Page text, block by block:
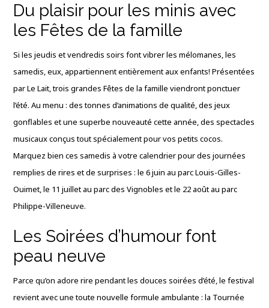
Du plaisir pour les minis avec
les Fêtes de la famille
Si les jeudis et vendredis soirs font vibrer les mélomanes, les
samedis, eux, appartiennent entièrement aux enfants! Présentées
par Le Lait, trois grandes Fêtes de la famille viendront ponctuer
l’été. Au menu : des tonnes d’animations de qualité, des jeux
gonflables et une superbe nouveauté cette année, des spectacles
musicaux conçus tout spécialement pour vos petits cocos.
Marquez bien ces samedis à votre calendrier pour des journées
remplies de rires et de surprises : le 6 juin au parc Louis-Gilles-
Ouimet, le 11 juillet au parc des Vignobles et le 22 août au parc
Philippe-Villeneuve.
Les Soirées d’humour font
peau neuve
Parce qu’on adore rire pendant les douces soirées d’été, le festival
revient avec une toute nouvelle formule ambulante : la Tournée